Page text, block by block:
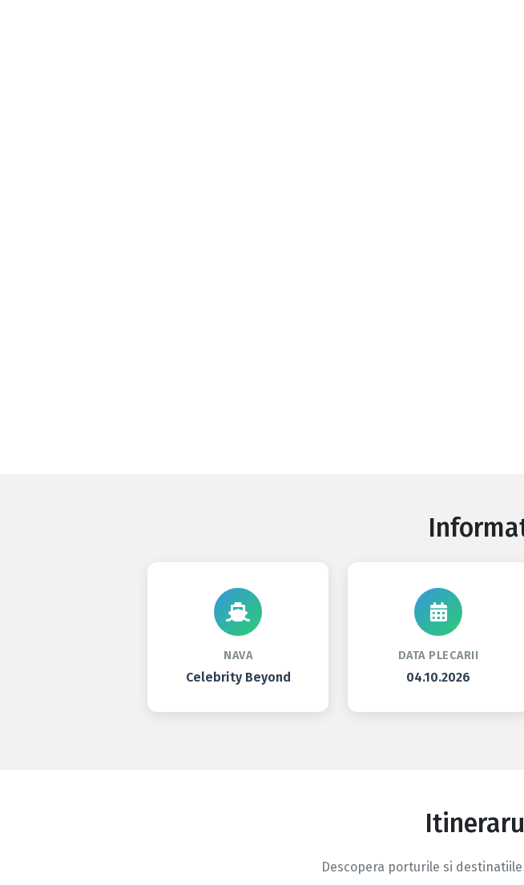
NAVA
Celebrity Beyond
DATA PLECARII
04.10.2026
Descopera porturile si